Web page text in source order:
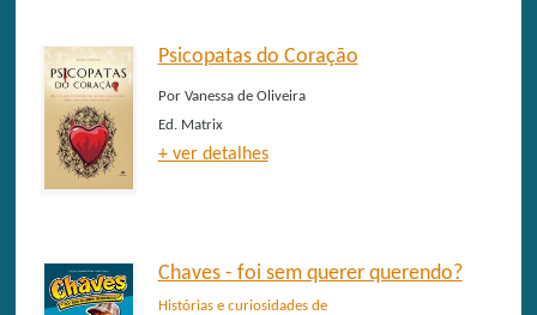
Psicopatas do Coração
PorVanessa de Oliveira
Ed.Matrix
+ ver detalhes
Chaves - foi sem querer querendo?
Histórias e curiosidades de